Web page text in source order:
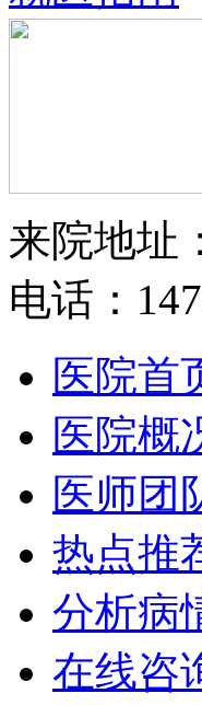
来院地址
电话：
医院首
医院概
医师团
热点推
分析病
在线咨